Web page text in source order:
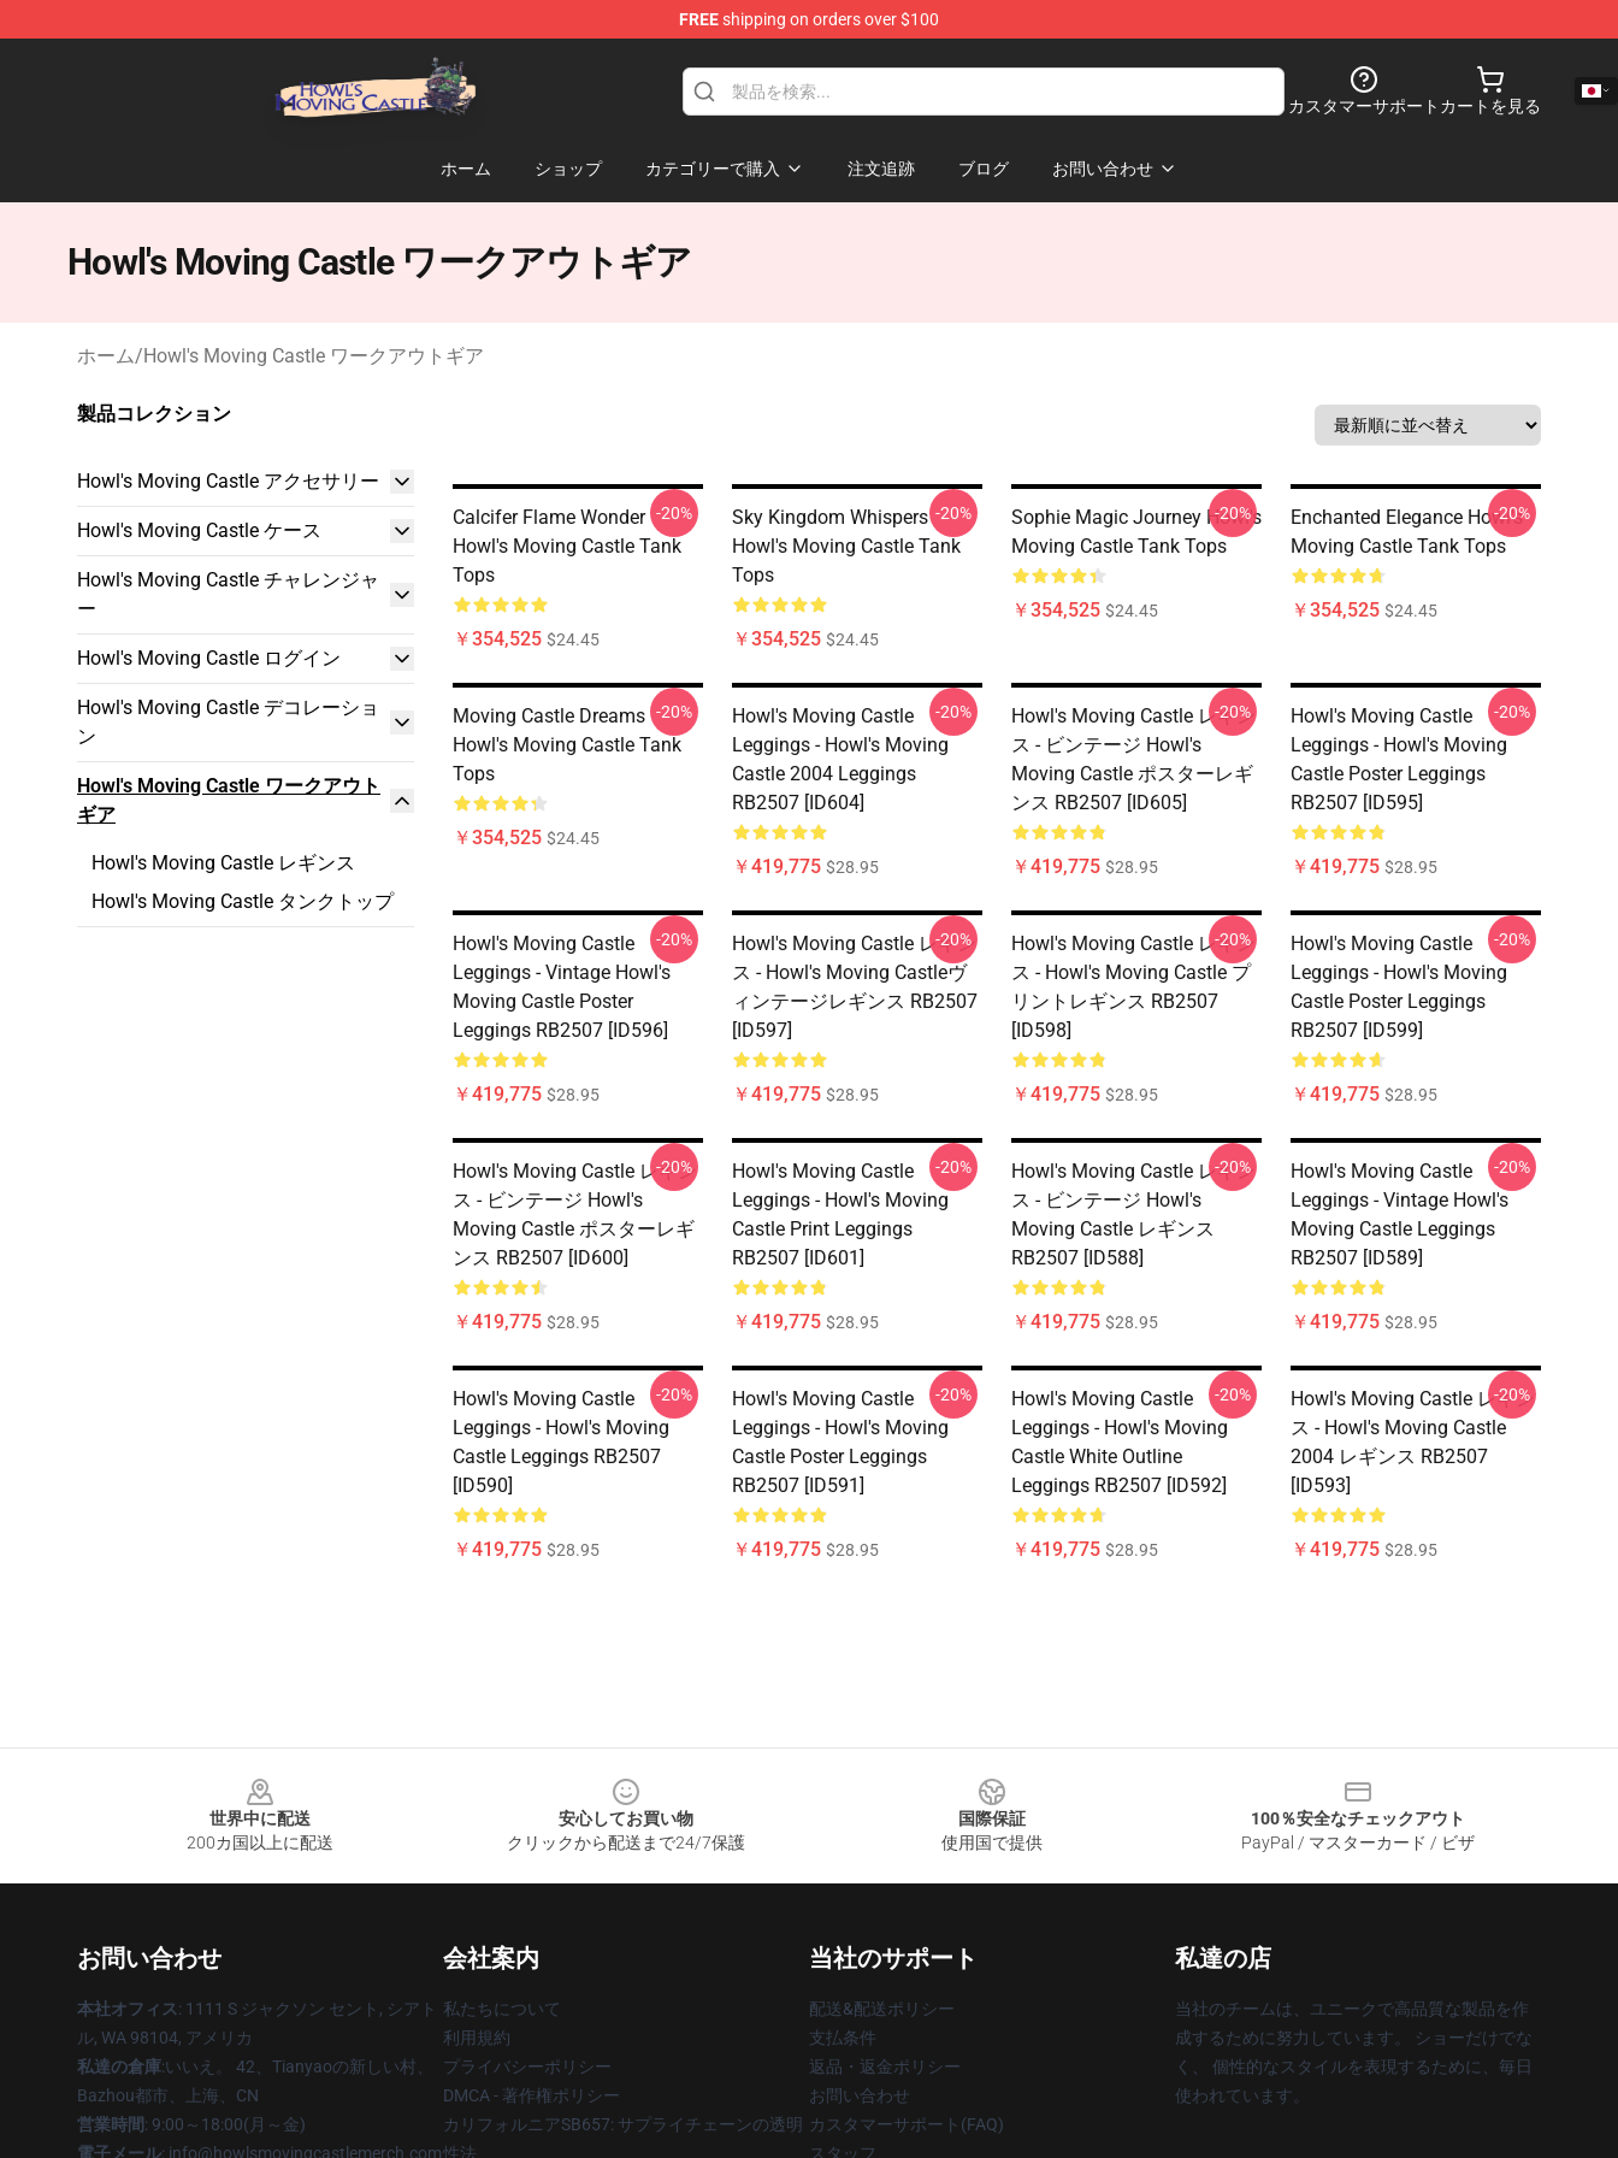
FREEshipping on orders over $100
Howl's Moving Castle Store - Official Howl's Moving Castle Merchandise Shop
カスタマーサポート カートを見る
ホーム ショップ カテゴリーで購入 注文追跡 ブログ お問い合わせ
Howl's Moving Castle ワークアウトギア
ホーム/Howl's Moving Castle ワークアウトギア
製品コレクション
Howl's Moving Castle アクセサリー
Howl's Moving Castle ケース
Howl's Moving Castle チャレンジャ
ー
Howl's Moving Castle ログイン
Howl's Moving Castle デコレーショ
ン
Howl's Moving Castle ワークアウト
ギア
Howl's Moving Castle レギンス
Howl's Moving Castle タンクトップ
Calcifer Flame Wonder
Howl's Moving Castle Tank
Tops
￥354,525 $24.45
-20%
Sky Kingdom Whispers
Howl's Moving Castle Tank
Tops
￥354,525 $24.45
-20%
Sophie Magic Journey Howl's
Moving Castle Tank Tops
￥354,525 $24.45
-20%
Enchanted Elegance Howl's
Moving Castle Tank Tops
￥354,525 $24.45
-20%
Moving Castle Dreams
Howl's Moving Castle Tank
Tops
￥354,525 $24.45
-20%
Howl's Moving Castle
Leggings - Howl's Moving
Castle 2004 Leggings
RB2507 [ID604]
￥419,775 $28.95
-20%
Howl's Moving Castle レギン
ス - ビンテージ Howl's
Moving Castle ポスターレギ
ンス RB2507 [ID605]
￥419,775 $28.95
-20%
Howl's Moving Castle
Leggings - Howl's Moving
Castle Poster Leggings
RB2507 [ID595]
￥419,775 $28.95
-20%
Howl's Moving Castle
Leggings - Vintage Howl's
Moving Castle Poster
Leggings RB2507 [ID596]
￥419,775 $28.95
-20%
Howl's Moving Castle レギン
ス - Howl's Moving Castleヴ
ィンテージレギンス RB2507
[ID597]
￥419,775 $28.95
-20%
Howl's Moving Castle レギン
ス - Howl's Moving Castle プ
リントレギンス RB2507
[ID598]
￥419,775 $28.95
-20%
Howl's Moving Castle
Leggings - Howl's Moving
Castle Poster Leggings
RB2507 [ID599]
￥419,775 $28.95
-20%
Howl's Moving Castle レギン
ス - ビンテージ Howl's
Moving Castle ポスターレギ
ンス RB2507 [ID600]
￥419,775 $28.95
-20%
Howl's Moving Castle
Leggings - Howl's Moving
Castle Print Leggings
RB2507 [ID601]
￥419,775 $28.95
-20%
Howl's Moving Castle レギン
ス - ビンテージ Howl's
Moving Castle レギンス
RB2507 [ID588]
￥419,775 $28.95
-20%
Howl's Moving Castle
Leggings - Vintage Howl's
Moving Castle Leggings
RB2507 [ID589]
￥419,775 $28.95
-20%
Howl's Moving Castle
Leggings - Howl's Moving
Castle Leggings RB2507
[ID590]
￥419,775 $28.95
-20%
Howl's Moving Castle
Leggings - Howl's Moving
Castle Poster Leggings
RB2507 [ID591]
￥419,775 $28.95
-20%
Howl's Moving Castle
Leggings - Howl's Moving
Castle White Outline
Leggings RB2507 [ID592]
￥419,775 $28.95
-20%
Howl's Moving Castle レギン
ス - Howl's Moving Castle
2004 レギンス RB2507
[ID593]
￥419,775 $28.95
-20%
世界中に配送
200カ国以上に配送
安心してお買い物
クリックから配送まで24/7保護
国際保証
使用国で提供
100％安全なチェックアウト
PayPal / マスターカード / ビザ
お問い合わせ
本社オフィス: 1111 S ジャクソン セント, シアト
ル, WA 98104, アメリカ
私達の倉庫:いいえ。 42、Tianyaoの新しい村、
Bazhou都市、上海、CN
営業時間: 9:00～18:00(月～金)
電子メール: info@howlsmovingcastlemerch.com
会社案内
私たちについて
利用規約
プライバシーポリシー
DMCA - 著作権ポリシー
カリフォルニアSB657: サプライチェーンの透明
性法
当社のサポート
配送&配送ポリシー
支払条件
返品・返金ポリシー
お問い合わせ
カスタマーサポート(FAQ)
スタッフ
私達の店
当社のチームは、ユニークで高品質な製品を作
成するために努力しています。 ショーだけでな
く、 個性的なスタイルを表現するために、毎日
使われています。